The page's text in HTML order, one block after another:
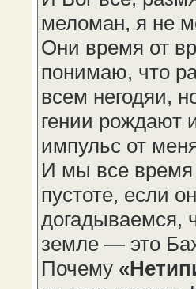
меломан, я не
Они время от
понимаю, что
всем негодяи,
гении рождают
импульс от
И мы все время
пустоте, если
догадываемся,
земле — это
Почему